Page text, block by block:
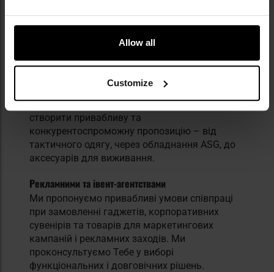
Allow all
Customize
Ми співпрацюємо, зокрема,
з:
стрілецького спорядження
Ти маєш стаціонарний або інтернет-магазин?
Ми надаємо доступ до тисяч перевірених
товарів та новинок, які допоможуть Тобі
створити привабливу та
конкурентоспроможну пропозицію – від
тактичного одягу, через обладнання ASG, до
аксесуарів для виживання.
Рекламними та івент-агентствами
Ми пропонуємо привабливі умови співпраці
при замовленні гаджетів, корпоративних
сувенірів та товарів для маркетингових
кампаній і рекламних заходів. Ми
проконсультуємо Тебе у виборі
функціональних і довговічних рішень.